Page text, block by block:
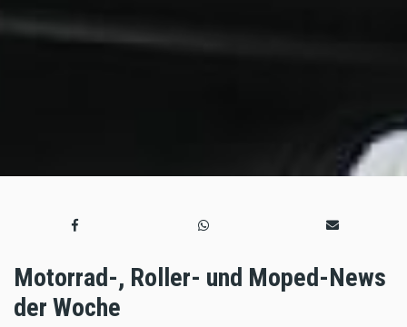
Motorrad-, Roller- und Moped-News
der Woche